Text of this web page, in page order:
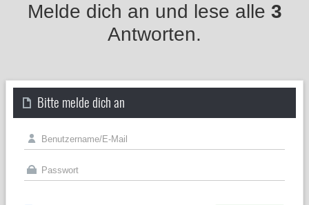
Melde dich an und lese alle 3
Antworten.
Bitte melde dich an